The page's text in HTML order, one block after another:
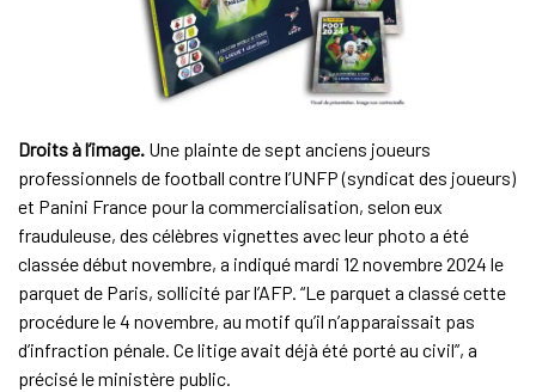
Droits à l’image. Une plainte de sept anciens joueurs
professionnels de football contre l’UNFP (syndicat des joueurs)
et Panini France pour la commercialisation, selon eux
frauduleuse, des célèbres vignettes avec leur photo a été
classée début novembre, a indiqué mardi 12 novembre 2024 le
parquet de Paris, sollicité par l’AFP. “Le parquet a classé cette
procédure le 4 novembre, au motif qu’il n’apparaissait pas
d’infraction pénale. Ce litige avait déjà été porté au civil”, a
précisé le ministère public.